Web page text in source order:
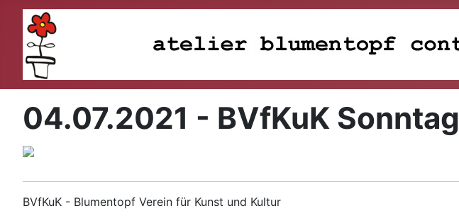
04.07.2021 - BVfKuK Sonntag
BVfKuK - Blumentopf Verein für Kunst und Kultur